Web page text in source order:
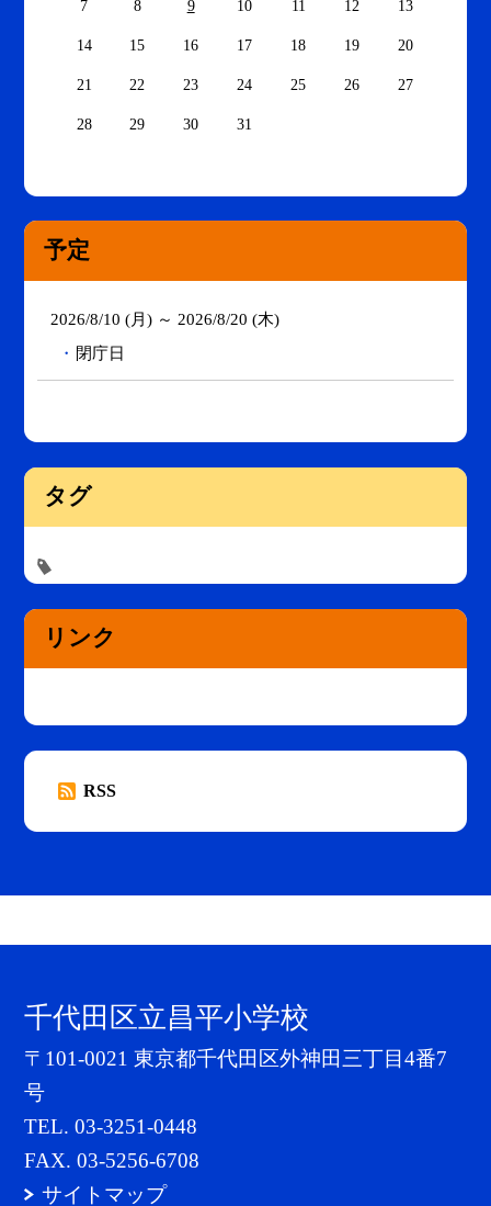
7 8 9 10 11 12 13
14 15 16 17 18 19 20
21 22 23 24 25 26 27
28 29 30 31
予定
2026/8/10 (月) ～ 2026/8/20 (木)
閉庁日
タグ
リンク
RSS
千代田区立昌平小学校
〒101-0021 東京都千代田区外神田三丁目4番7
号
TEL.03-3251-0448
FAX. 03-5256-6708
サイトマップ